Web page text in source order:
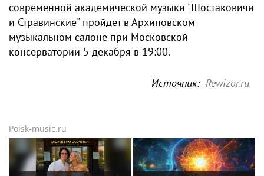
современной академической музыки "Шостаковичи
и Стравинские" пройдет в Архиповском
музыкальном салоне при Московской
консерватории 5 декабря в 19:00.
Источник: Rewizor.ru
Poisk-music.ru